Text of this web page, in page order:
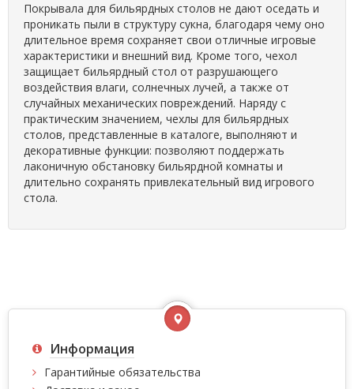
Покрывала для бильярдных столов не дают оседать и
проникать пыли в структуру сукна, благодаря чему оно
длительное время сохраняет свои отличные игровые
характеристики и внешний вид. Кроме того, чехол
защищает бильярдный стол от разрушающего
воздействия влаги, солнечных лучей, а также от
случайных механических повреждений. Наряду с
практическим значением, чехлы для бильярдных
столов, представленные в каталоге, выполняют и
декоративные функции: позволяют поддержать
лаконичную обстановку бильярдной комнаты и
длительно сохранять привлекательный вид игрового
стола.
Информация
Гарантийные обязательства